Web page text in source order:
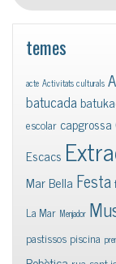
temes
acte Activitats culturals
batucada
escolar capgrossa
Escacs
Mar Bella Festa
La Mar Menjador
pastissos piscina